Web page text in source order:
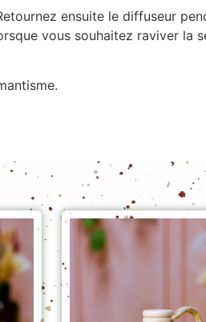
ensuite le diffuseur
vous souhaitez raviver la